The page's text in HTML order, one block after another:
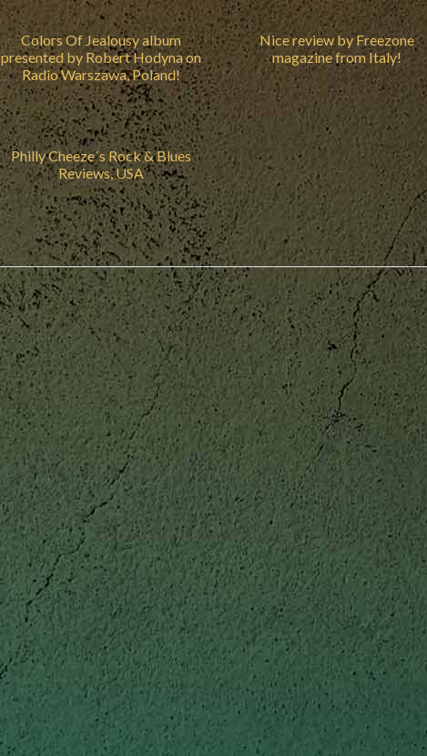
Colors Of Jealousy album
presented by Robert Hodyna on
Radio Warszawa, Poland!
Nice review by Freezone
magazine from Italy!
Philly Cheeze´s Rock & Blues
Reviews, USA